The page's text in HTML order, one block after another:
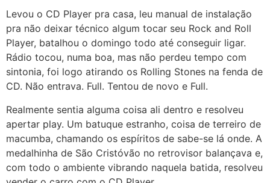
Levou o CD Player pra casa, leu manual de instalação
pra não deixar técnico algum tocar seu Rock and Roll
Player, batalhou o domingo todo até conseguir ligar.
Rádio tocou, numa boa, mas não perdeu tempo com
sintonia, foi logo atirando os Rolling Stones na fenda de
CD. Não entrava. Full. Tentou de novo e Full.
Realmente sentia alguma coisa ali dentro e resolveu
apertar play. Um batuque estranho, coisa de terreiro de
macumba, chamando os espíritos de sabe-se lá onde. A
medalhinha de São Cristóvão no retrovisor balançava e,
com todo o ambiente vibrando naquela batida, resolveu